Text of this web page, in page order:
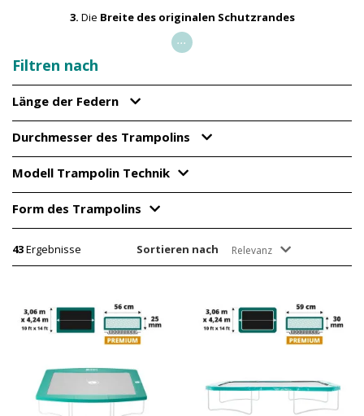
3. Die Breite des originalen Schutzrandes
...
Filtren nach
Länge der Federn
Durchmesser des Trampolins
Modell Trampolin Technik
Form des Trampolins
43Ergebnisse Sortieren nach Relevanz